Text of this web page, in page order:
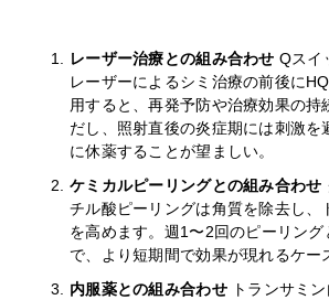
レーザー治療との組み合わせ Qスイ
レーザーによるシミ治療の前後に
用すると、再発予防や治療効果の持
だし、照射直後の炎症期には刺激を
に休薬することが望ましい。
ケミカルピーリングとの組み合わせ
チル酸ピーリングは角質を除去し、
を高めます。週1〜2回のピーリング
で、より短期間で効果が現れるケー
内服薬との組み合わせ トランサミ